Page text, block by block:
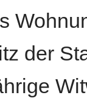
der